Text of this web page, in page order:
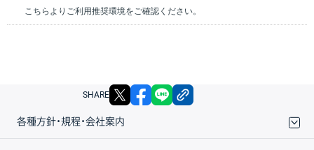
こちらよりご利用推奨環境をご確認ください。
SHARE X facebook
各種方針・規程・会社案内
取引規程・約款
サイトマップ
その他のご案内
個人情報保護方針
最良執行方針
サイトのご利用について
ディスクレイマー
信託保全
リスク説明
会社案内